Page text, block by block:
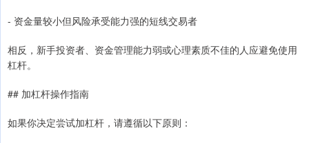
- 资金量较小但风险承受能力强的短线交易者
相反，新手投资者、资金管理能力弱或心理素质不佳的人应避免使用
杠杆。
## 加杠杆操作指南
如果你决定尝试加杠杆，请遵循以下原则：